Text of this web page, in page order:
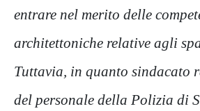
entrare nel merito delle
architettoniche relative agli
Tuttavia, in quanto sindacato
del personale della Polizia di